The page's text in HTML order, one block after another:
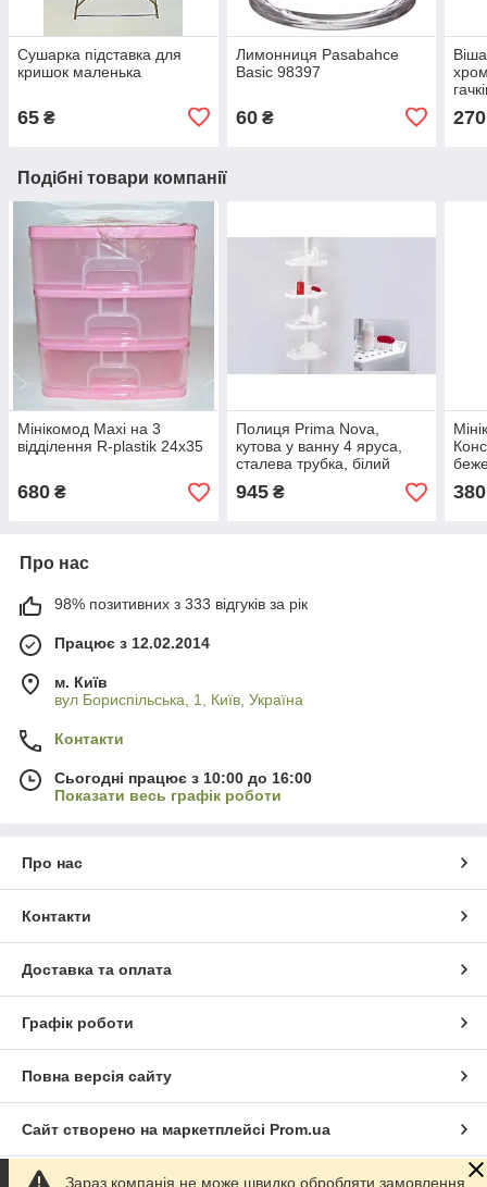
Сушарка підставка для
кришок маленька
65 ₴
Лимонниця Pasabahce
Basic 98397
60₴ 270
Подібні товари компанії
Мінікомод Maxi на 3
відділення R-plastik 24х35
680 ₴
Полиця Prima Nova,
кутова у ванну 4 яруса,
сталева трубка, білий
(N01-01)
945₴ 380
Про нас
98% позитивних з 333 відгуків за рік
Працює з 12.02.2014
м. Київ
вул Бориспільська, 1, Київ, Україна
Контакти
Сьогодні працює з 10:00 до 16:00
Показати весь графік роботи
Про нас
Контакти
Доставка та оплата
Графік роботи
Повна версія сайту
Сайт створено на маркетплейсі Prom.ua
Політика конфіденційності
Зараз компанія не може швидко обробляти замовлення.